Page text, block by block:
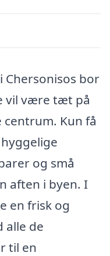
Chersonisos bor
vil være tæt på
Kun få
og små
aften i byen. I
en frisk og
alle de
til en